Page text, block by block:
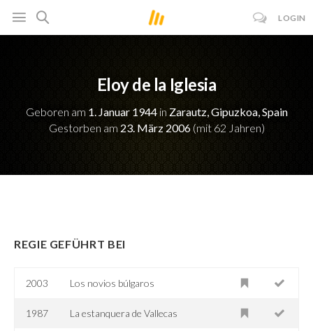
LOGIN
Eloy de la Iglesia
Geboren am 1. Januar 1944in Zarautz, Gipuzkoa, Spain
Gestorben am 23. März 2006(mit 62 Jahren)
REGIE GEFÜHRT BEI
2003 Los novios búlgaros
1987 La estanquera de Vallecas